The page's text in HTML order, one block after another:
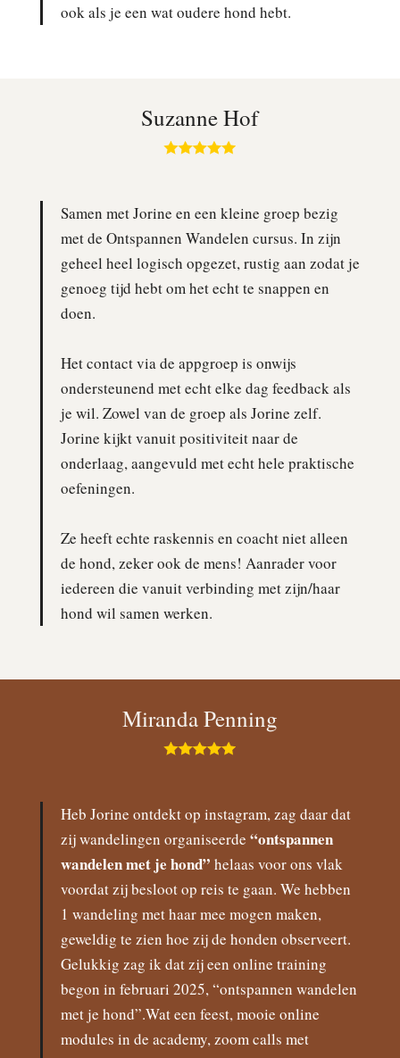
ook als je een wat oudere hond hebt.
Suzanne Hof
Samen met Jorine en een kleine groep bezig
met de Ontspannen Wandelen cursus. In zijn
geheel heel logisch opgezet, rustig aan zodat je
genoeg tijd hebt om het echt te snappen en
doen.
Het contact via de appgroep is onwijs
ondersteunend met echt elke dag feedback als
je wil. Zowel van de groep als Jorine zelf.
Jorine kijkt vanuit positiviteit naar de
onderlaag, aangevuld met echt hele praktische
oefeningen.
Ze heeft echte raskennis en coacht niet alleen
de hond, zeker ook de mens! Aanrader voor
iedereen die vanuit verbinding met zijn/haar
hond wil samen werken.
Miranda Penning
Heb Jorine ontdekt op instagram, zag daar dat
zij wandelingen organiseerde “ontspannen
wandelen met je hond” helaas voor ons vlak
voordat zij besloot op reis te gaan. We hebben
1 wandeling met haar mee mogen maken,
geweldig te zien hoe zij de honden observeert.
Gelukkig zag ik dat zij een online training
begon in februari 2025, “ontspannen wandelen
met je hond”.Wat een feest, mooie online
modules in de academy, zoom calls met